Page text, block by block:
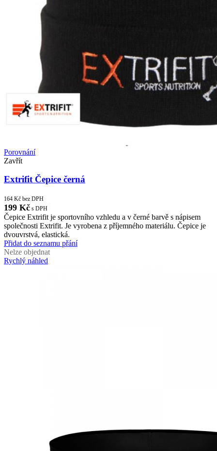
Porovnání
Zavřít
Extrifit Čepice černá
164 Kč bez DPH
199 Kč s DPH
Čepice Extrifit je sportovního vzhledu a v černé barvě s nápisem
společnosti Extrifit. Je vyrobena z příjemného materiálu. Čepice je
dvouvrstvá, elastická.
Přidat do seznamu přání
Nelze objednat
Rychlý náhled